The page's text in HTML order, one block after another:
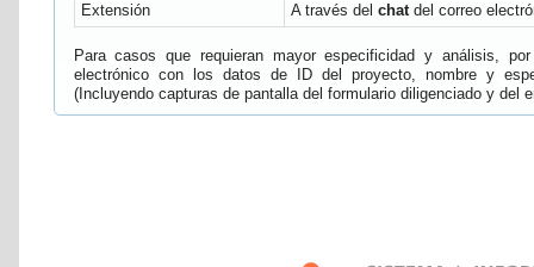
Extensión
A través del chatdel correo
Para casos que requieran mayor especificidad y análisis,
electrónico con los datos de ID del proyecto, nombre y
(Incluyendo capturas de pantalla del formulario diligenciado y del